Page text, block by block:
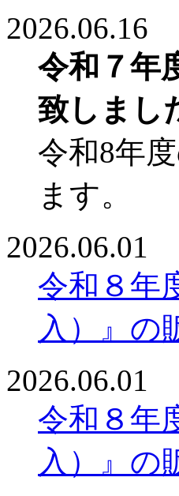
2026.06.16
令和７年
致しまし
令和8年
ます。
2026.06.01
令和８年
入）』の
2026.06.01
令和８年
入）』の